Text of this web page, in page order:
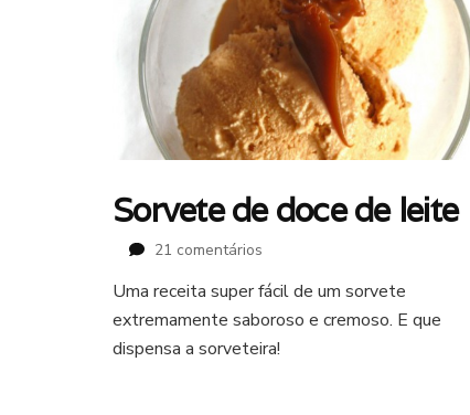
Sorvete de doce de leite
21 comentários
de
doce
de
Uma receita super fácil de um sorvete
extremamente saboroso e cremoso. E que
dispensa a sorveteira!